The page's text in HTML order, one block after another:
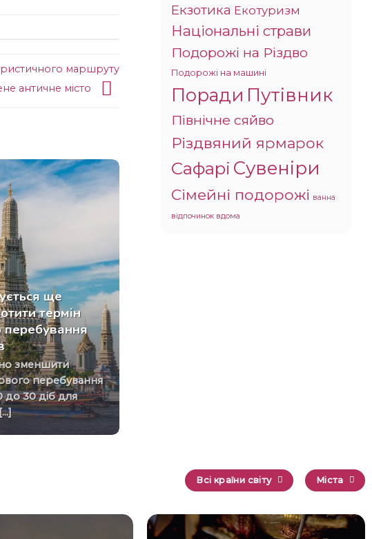
маршруту
античне місто
ще
термін
перебування
перебування
до 30 діб для
Екзотика Екотуризм
Національні страви
Подорожі на Різдво
Подорожі на машині
Поради Путівник
Північне сяйво
Різдвяний ярмарок
Сафарі Сувеніри
Сімейні подорожі ванна
відпочинок вдома
Всі країни світу Міста